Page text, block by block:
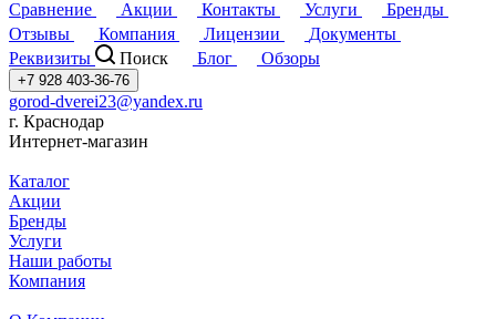
Сравнение
Акции Контакты Услуги
Бренды
Отзывы
Компания Лицензии
Документы
Реквизиты
Поиск Блог Обзоры
+7 928 403-36-76
gorod-dverei23@yandex.ru
г. Краснодар
Интернет-магазин
Каталог
Акции
Бренды
Услуги
Наши работы
Компания